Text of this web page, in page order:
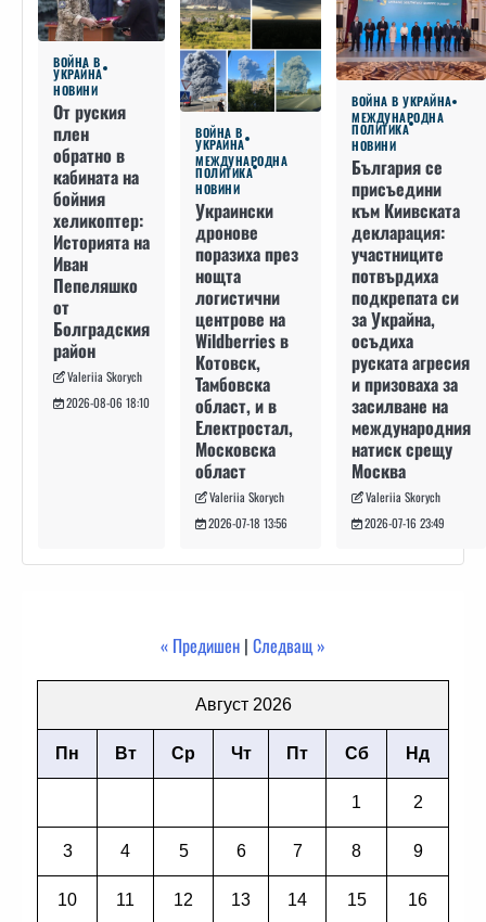
ВОЙНА В
УКРАЙНА
НОВИНИ
От руския
плен
обратно в
кабината на
бойния
хеликоптер:
Историята на
Иван
Пепеляшко
от
Болградския
район
Valeriia Skorych
2026-08-06 18:10
ВОЙНА В
УКРАЙНА
МЕЖДУНАРОДНА
ПОЛИТИКА
НОВИНИ
Украински
дронове
поразиха през
нощта
логистични
центрове на
Wildberries в
Котовск,
Тамбовска
област, и в
Електростал,
Московска
област
Valeriia Skorych
2026-07-18 13:56
ВОЙНА В УКРАЙНА
МЕЖДУНАРОДНА
ПОЛИТИКА
НОВИНИ
България се
присъедини
към Киивската
декларация:
участниците
потвърдиха
подкрепата си
за Украйна,
осъдиха
руската агресия
и призоваха за
засилване на
международния
натиск срещу
Москва
Valeriia Skorych
2026-07-16 23:49
« Предишен | Следващ »
Август 2026
Пн Вт Ср Чт Пт Сб Нд
1 2
3 4 5 6 7 8 9
10 11 12 13 14 15 16